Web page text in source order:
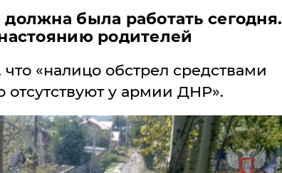
была работать сегодня.
родителей
«налицо обстрел средствами
отсутствуют у армии ДНР».